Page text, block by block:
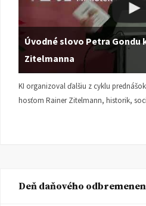
Úvodné slovo Petra Gondu
Zitelmanna
KI organizoval ďalšiu z cyklu
hosťom Rainer Zitelmann, historik,
Deň daňového